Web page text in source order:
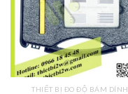
THIẾT BỊ ĐO ĐỘ BÁM DÍNH